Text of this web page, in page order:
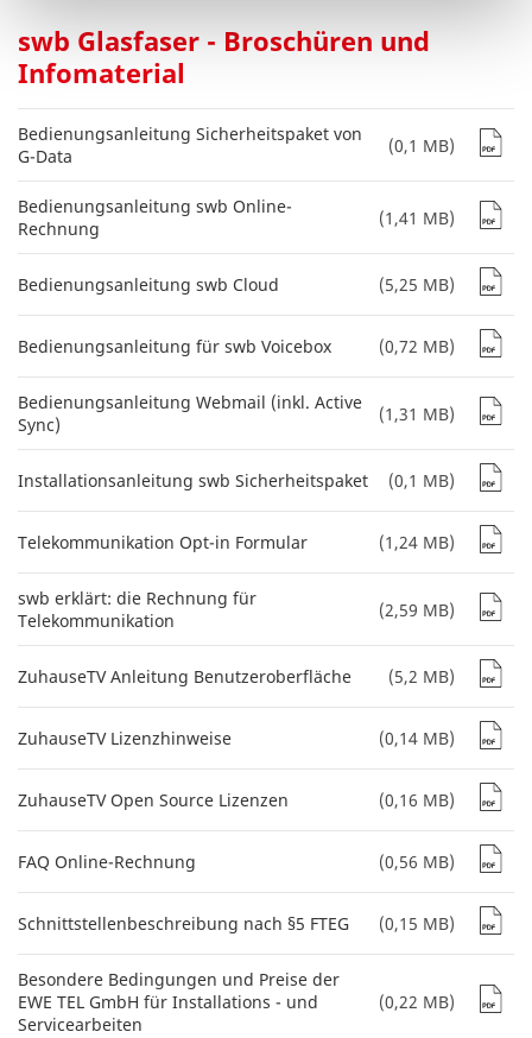
swb Glasfaser - Broschüren und
Infomaterial
Bedienungsanleitung Sicherheitspaket von
G-Data
(0,1 MB)
Bedienungsanleitung swb Online-
Rechnung
(1,41 MB)
Bedienungsanleitung swb Cloud (5,25 MB)
Bedienungsanleitung für swb Voicebox (0,72 MB)
Bedienungsanleitung Webmail (inkl. Active
Sync)
(1,31 MB)
Installationsanleitung swb Sicherheitspaket (0,1 MB)
Telekommunikation Opt-in Formular (1,24 MB)
swb erklärt: die Rechnung für
Telekommunikation
(2,59 MB)
ZuhauseTV Anleitung Benutzeroberfläche (5,2 MB)
ZuhauseTV Lizenzhinweise (0,14 MB)
ZuhauseTV Open Source Lizenzen (0,16 MB)
FAQ Online-Rechnung (0,56 MB)
Schnittstellenbeschreibung nach §5 FTEG (0,15 MB)
Besondere Bedingungen und Preise der
EWE TEL GmbH für Installations - und
Servicearbeiten
(0,22 MB)